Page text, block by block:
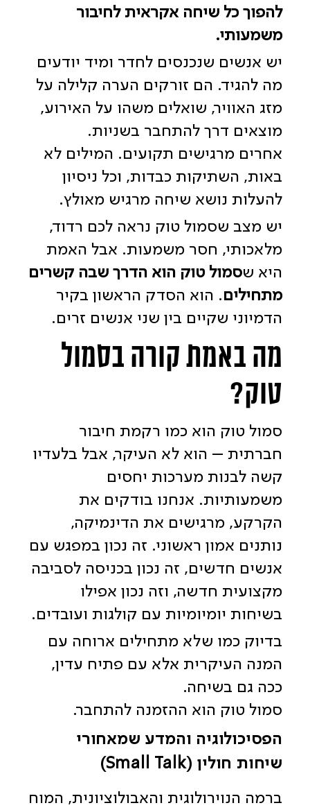
להפוך כל שיחה אקראית לחיבור
משמעותי.
יש אנשים שנכנסים לחדר ומיד יודעים
מה להגיד. הם זורקים הערה קלילה על
מזג האוויר, שואלים משהו על האירוע,
מוצאים דרך להתחבר בשניות.
אחרים מרגישים תקועים. המילים לא
באות, השתיקות כבדות, וכל ניסיון
להעלות נושא שיחה מרגיש מאולץ.
יש מצב שסמול טוק נראה לכם רדוד,
מלאכותי, חסר משמעות. אבל האמת
היא שסמול טוק הוא הדרך שבה קשרים
מתחילים. הוא הסדק הראשון בקיר
הדמיוני שקיים בין שני אנשים זרים.
מה באמת קורה בסמול
טוק?
סמול טוק הוא כמו רקמת חיבור
חברתית – הוא לא העיקר, אבל בלעדיו
קשה לבנות מערכות יחסים
משמעותיות. אנחנו בודקים את
הקרקע, מרגישים את הדינמיקה,
נותנים אמון ראשוני. זה נכון במפגש עם
אנשים חדשים, זה נכון בכניסה לסביבה
מקצועית חדשה, וזה נכון אפילו
בשיחות יומיומיות עם קולגות ועובדים.
בדיוק כמו שלא מתחילים ארוחה עם
המנה העיקרית אלא עם פתיח עדין,
ככה גם בשיחה.
סמול טוק הוא ההזמנה להתחבר.
הפסיכולוגיה והמדע שמאחורי
שיחות חולין (Small Talk)
ברמה הנוירולוגית והאבולוציונית, המוח